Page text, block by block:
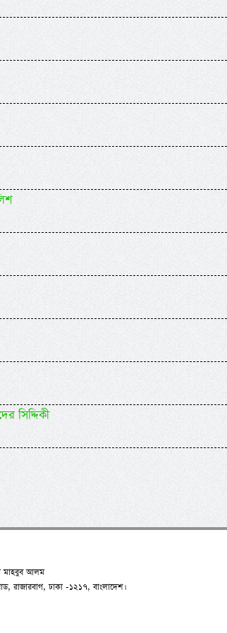
সিদ্দিকী
মাহবুব আলম
রাজারবাগ, ঢাকা -১২১৭, বাংলাদেশ।